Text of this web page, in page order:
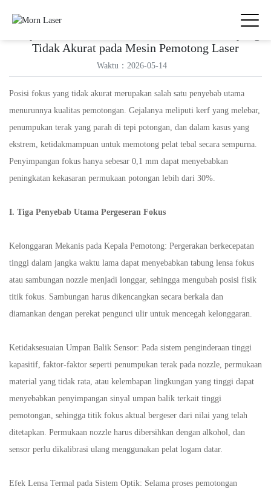
Tidak Akurat pada Mesin Pemotong Laser
Waktu：2026-05-14
Posisi fokus yang tidak akurat merupakan salah satu penyebab utama
menurunnya kualitas pemotongan. Gejalanya meliputi kerf yang melebar,
penumpukan terak yang parah di tepi potongan, dan dalam kasus yang
ekstrem, ketidakmampuan untuk memotong pelat tebal secara sempurna.
Penyimpangan fokus hanya sebesar 0,1 mm dapat menyebabkan
peningkatan kekasaran permukaan potongan lebih dari 30%.
I. Tiga Penyebab Utama Pergeseran Fokus
Kelonggaran Mekanis pada Kepala Pemotong: Pergerakan berkecepatan
tinggi dalam jangka waktu lama dapat menyebabkan tabung lensa fokus
atau sambungan nozzle menjadi longgar, sehingga mengubah posisi fisik
titik fokus. Sambungan harus dikencangkan secara berkala dan
diamankan dengan perekat pengunci ulir untuk mencegah kelonggaran.
Ketidaksesuaian Umpan Balik Sensor: Pada sistem penginderaan tinggi
kapasitif, faktor-faktor seperti penumpukan terak pada nozzle, permukaan
material yang tidak rata, atau kelembapan lingkungan yang tinggi dapat
menyebabkan penyimpangan sinyal umpan balik terkait tinggi
pemotongan, sehingga titik fokus aktual bergeser dari nilai yang telah
ditetapkan. Permukaan nozzle harus dibersihkan dengan alkohol, dan
sensor perlu dikalibrasi ulang menggunakan pelat logam datar.
Efek Lensa Termal pada Sistem Optik: Selama proses pemotongan